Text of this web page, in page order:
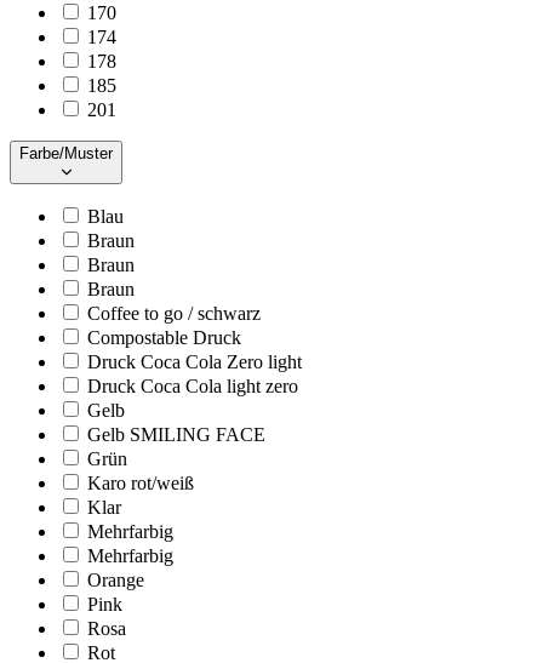
170
174
178
185
201
Farbe/Muster
Blau
Braun
Braun
Braun
Coffee to go / schwarz
Compostable Druck
Druck Coca Cola Zero light
Druck Coca Cola light zero
Gelb
Gelb SMILING FACE
Grün
Karo rot/weiß
Klar
Mehrfarbig
Mehrfarbig
Orange
Pink
Rosa
Rot